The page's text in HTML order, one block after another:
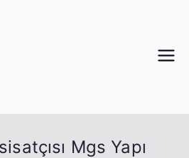
Mgs Yapı